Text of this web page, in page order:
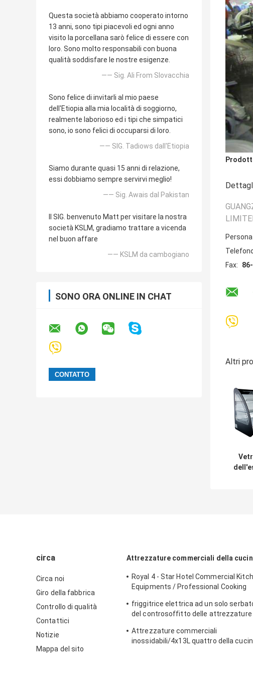
Questa società abbiamo cooperato intorno
13 anni, sono tipi piacevoli ed ogni anno
visito la porcellana sarò felice di essere con
loro. Sono molto responsabili con buona
qualità soddisfare le nostre esigenze.
—— Sig. Ali From Slovacchia
Sono felice di invitarli al mio paese
dell'Etiopia alla mia località di soggiorno,
realmente laborioso ed i tipi che simpatici
sono, io sono felici di occuparsi di loro.
—— SIG. Tadiows dall'Etiopia
Siamo durante quasi 15 anni di relazione,
essi dobbiamo sempre servirvi meglio!
—— Sig. Awais dal Pakistan
Il SIG. benvenuto Matt per visitare la nostra
società KSLM, gradiamo trattare a vicenda
nel buon affare
—— KSLM da cambogiano
SONO ORA ONLINE IN CHAT
Fax:
Altri
circa
Circa noi
Giro della fabbrica
Controllo di qualità
Contattici
Notizie
Mappa del sito
Attrezzature commerciali della
Royal 4 - Star Hotel Commercial
Equipments / Professional Cooking
friggitrice elettrica ad un solo
del controsoffitto delle attrezzature
l'alimento della friggitrice
Attrezzature commerciali
inossidabili/4x13L quattro della